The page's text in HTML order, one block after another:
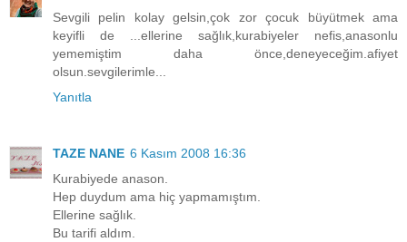
Sevgili pelin kolay gelsin,çok zor çocuk büyütmek ama
keyifli de ...ellerine sağlık,kurabiyeler nefis,anasonlu
yememiştim daha önce,deneyeceğim.afiyet
olsun.sevgilerimle...
Yanıtla
TAZE NANE 6 Kasım 2008 16:36
Kurabiyede anason.
Hep duydum ama hiç yapmamıştım.
Ellerine sağlık.
Bu tarifi aldım.